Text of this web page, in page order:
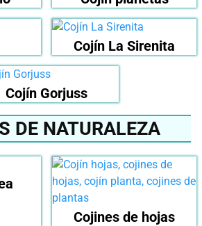
Cojín La Sirenita
Cojín Gorjuss
DE NATURALEZA
Cojines de hojas